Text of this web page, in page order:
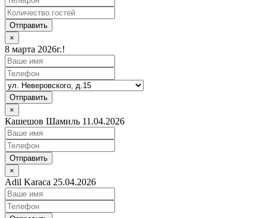
Отправить
×
8 марта 2026г.!
Отправить
×
Кашешов Шамиль 11.04.2026
Отправить
×
Adil Karaca 25.04.2026